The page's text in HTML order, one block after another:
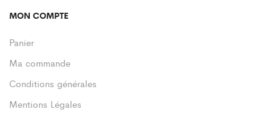
MON COMPTE
Panier
Ma commande
Conditions générales
Mentions Légales